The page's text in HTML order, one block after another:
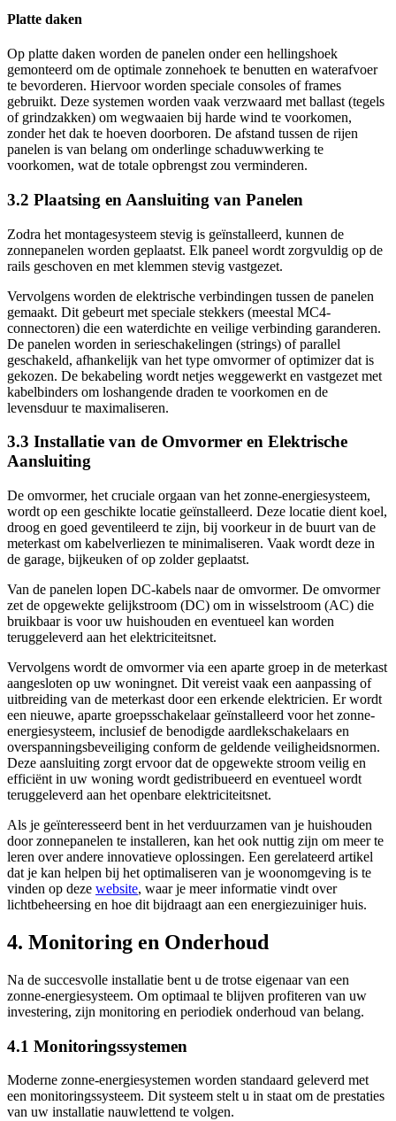
Platte daken
Op platte daken worden de panelen onder een hellingshoek
gemonteerd om de optimale zonnehoek te benutten en waterafvoer
te bevorderen. Hiervoor worden speciale consoles of frames
gebruikt. Deze systemen worden vaak verzwaard met ballast (tegels
of grindzakken) om wegwaaien bij harde wind te voorkomen,
zonder het dak te hoeven doorboren. De afstand tussen de rijen
panelen is van belang om onderlinge schaduwwerking te
voorkomen, wat de totale opbrengst zou verminderen.
3.2 Plaatsing en Aansluiting van Panelen
Zodra het montagesysteem stevig is geïnstalleerd, kunnen de
zonnepanelen worden geplaatst. Elk paneel wordt zorgvuldig op de
rails geschoven en met klemmen stevig vastgezet.
Vervolgens worden de elektrische verbindingen tussen de panelen
gemaakt. Dit gebeurt met speciale stekkers (meestal MC4-
connectoren) die een waterdichte en veilige verbinding garanderen.
De panelen worden in serieschakelingen (strings) of parallel
geschakeld, afhankelijk van het type omvormer of optimizer dat is
gekozen. De bekabeling wordt netjes weggewerkt en vastgezet met
kabelbinders om loshangende draden te voorkomen en de
levensduur te maximaliseren.
3.3 Installatie van de Omvormer en Elektrische
Aansluiting
De omvormer, het cruciale orgaan van het zonne-energiesysteem,
wordt op een geschikte locatie geïnstalleerd. Deze locatie dient koel,
droog en goed geventileerd te zijn, bij voorkeur in de buurt van de
meterkast om kabelverliezen te minimaliseren. Vaak wordt deze in
de garage, bijkeuken of op zolder geplaatst.
Van de panelen lopen DC-kabels naar de omvormer. De omvormer
zet de opgewekte gelijkstroom (DC) om in wisselstroom (AC) die
bruikbaar is voor uw huishouden en eventueel kan worden
teruggeleverd aan het elektriciteitsnet.
Vervolgens wordt de omvormer via een aparte groep in de meterkast
aangesloten op uw woningnet. Dit vereist vaak een aanpassing of
uitbreiding van de meterkast door een erkende elektricien. Er wordt
een nieuwe, aparte groepsschakelaar geïnstalleerd voor het zonne-
energiesysteem, inclusief de benodigde aardlekschakelaars en
overspanningsbeveiliging conform de geldende veiligheidsnormen.
Deze aansluiting zorgt ervoor dat de opgewekte stroom veilig en
efficiënt in uw woning wordt gedistribueerd en eventueel wordt
teruggeleverd aan het openbare elektriciteitsnet.
Als je geïnteresseerd bent in het verduurzamen van je huishouden
door zonnepanelen te installeren, kan het ook nuttig zijn om meer te
leren over andere innovatieve oplossingen. Een gerelateerd artikel
dat je kan helpen bij het optimaliseren van je woonomgeving is te
vinden op deze website, waar je meer informatie vindt over
lichtbeheersing en hoe dit bijdraagt aan een energiezuiniger huis.
4. Monitoring en Onderhoud
Na de succesvolle installatie bent u de trotse eigenaar van een
zonne-energiesysteem. Om optimaal te blijven profiteren van uw
investering, zijn monitoring en periodiek onderhoud van belang.
4.1 Monitoringssystemen
Moderne zonne-energiesystemen worden standaard geleverd met
een monitoringssysteem. Dit systeem stelt u in staat om de prestaties
van uw installatie nauwlettend te volgen.